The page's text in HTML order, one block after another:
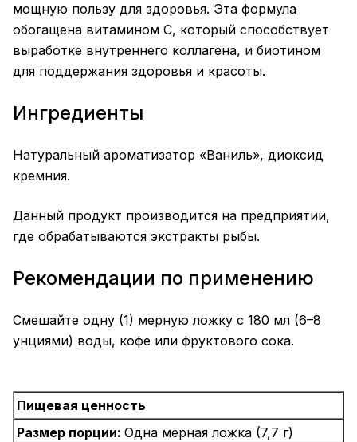
мощную пользу для здоровья. Эта формула
обогащена витамином С, который способствует
выработке внутреннего коллагена, и биотином
для поддержания здоровья и красоты.
Ингредиенты
Натуральный ароматизатор «Ваниль», диоксид
кремния.
Данный продукт производится на предприятии,
где обрабатываются экстракты рыбы.
Рекомендации по применению
Смешайте одну (1) мерную ложку с 180 мл (6–8
унциями) воды, кофе или фруктового сока.
Пищевая ценность
Размер порции: Одна мерная ложка (7,7 г)